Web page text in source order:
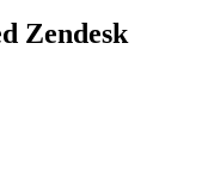
Zendesk